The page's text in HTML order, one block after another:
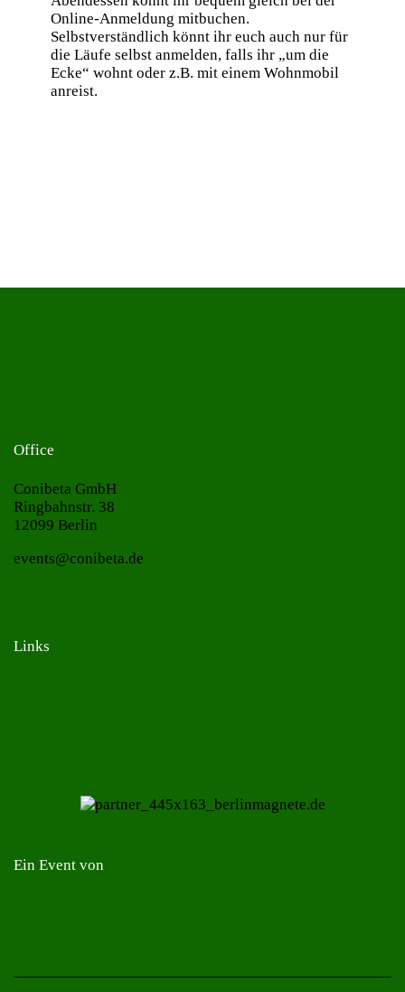
Online-Anmeldung mitbuchen.
Selbstverständlich könnt ihr euch auch nur für
die Läufe selbst anmelden, falls ihr „um die
Ecke“ wohnt oder z.B. mit einem Wohnmobil
anreist.
Office
Conibeta GmbH
Ringbahnstr. 38
12099 Berlin
events@conibeta.de
Links
Ein Event von